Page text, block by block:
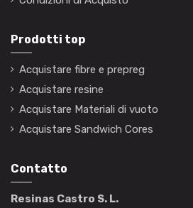
Prodotti top
Acquistare fibre e prepreg
Acquistare resine
Acquistare Materiali di vuoto
Acquistare Sandwich Cores
Contatto
Resinas Castro S. L.